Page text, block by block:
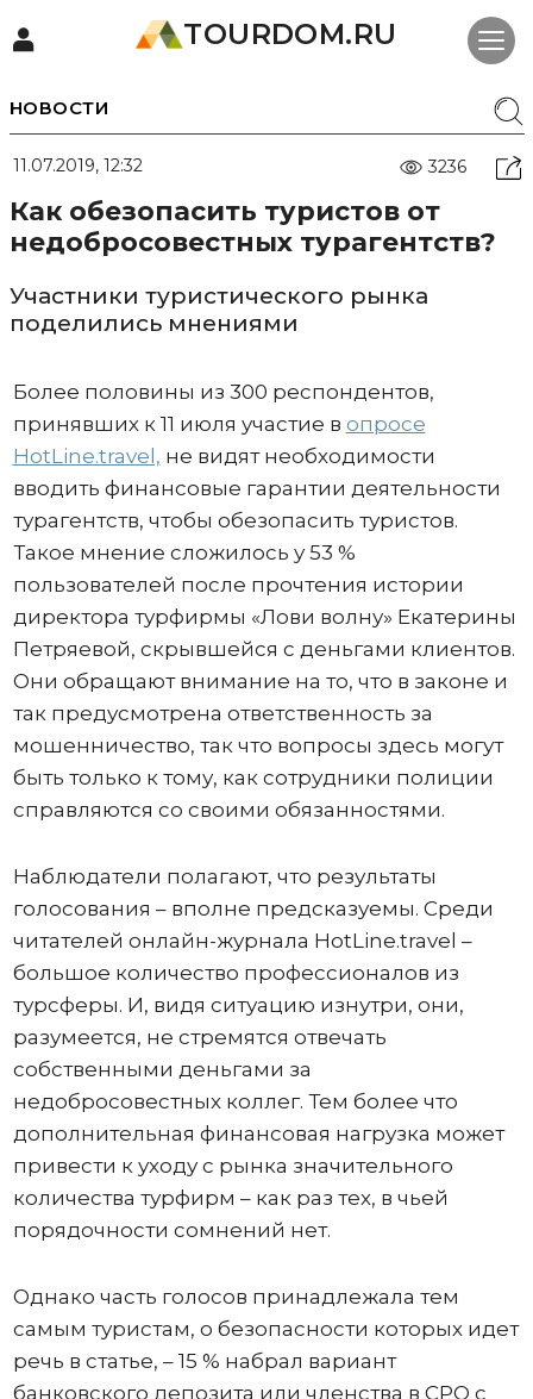
TOURDOM.RU
НОВОСТИ
11.07.2019, 12:32 3236
Как обезопасить туристов от
недобросовестных турагентств?
Участники туристического рынка
поделились мнениями
Более половины из 300 респондентов,
принявших к 11 июля участие в опросе
HotLine.travel, не видят необходимости
вводить финансовые гарантии деятельности
турагентств, чтобы обезопасить туристов.
Такое мнение сложилось у 53 %
пользователей после прочтения истории
директора турфирмы «Лови волну» Екатерины
Петряевой, скрывшейся с деньгами клиентов.
Они обращают внимание на то, что в законе и
так предусмотрена ответственность за
мошенничество, так что вопросы здесь могут
быть только к тому, как сотрудники полиции
справляются со своими обязанностями.
Наблюдатели полагают, что результаты
голосования – вполне предсказуемы. Среди
читателей онлайн-журнала HotLine.travel –
большое количество профессионалов из
турсферы. И, видя ситуацию изнутри, они,
разумеется, не стремятся отвечать
собственными деньгами за
недобросовестных коллег. Тем более что
дополнительная финансовая нагрузка может
привести к уходу с рынка значительного
количества турфирм – как раз тех, в чьей
порядочности сомнений нет.
Однако часть голосов принадлежала тем
самым туристам, о безопасности которых идет
речь в статье, – 15 % набрал вариант
банковского депозита или членства в СРО с